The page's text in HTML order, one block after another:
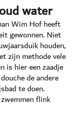
water
Wim Hof heeft
gewonnen. Niet
houden,
zijn methode vele
is hier een zaadje
de andere
te doen.
flink